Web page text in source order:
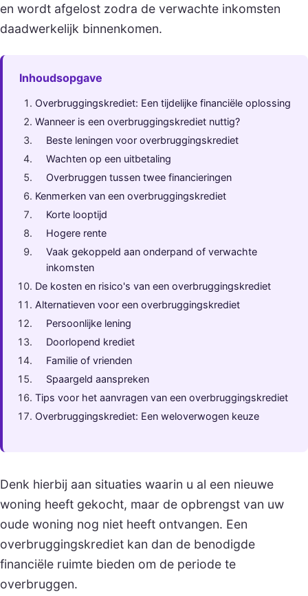
en wordt afgelost zodra de verwachte inkomsten
daadwerkelijk binnenkomen.
Inhoudsopgave
Overbruggingskrediet: Een tijdelijke financiële oplossing
Wanneer is een overbruggingskrediet nuttig?
Beste leningen voor overbruggingskrediet
Wachten op een uitbetaling
Overbruggen tussen twee financieringen
Kenmerken van een overbruggingskrediet
Korte looptijd
Hogere rente
Vaak gekoppeld aan onderpand of verwachte
inkomsten
De kosten en risico's van een overbruggingskrediet
Alternatieven voor een overbruggingskrediet
Persoonlijke lening
Doorlopend krediet
Familie of vrienden
Spaargeld aanspreken
Tips voor het aanvragen van een overbruggingskrediet
Overbruggingskrediet: Een weloverwogen keuze
Denk hierbij aan situaties waarin u al een nieuwe
woning heeft gekocht, maar de opbrengst van uw
oude woning nog niet heeft ontvangen. Een
overbruggingskrediet kan dan de benodigde
financiële ruimte bieden om de periode te
overbruggen.